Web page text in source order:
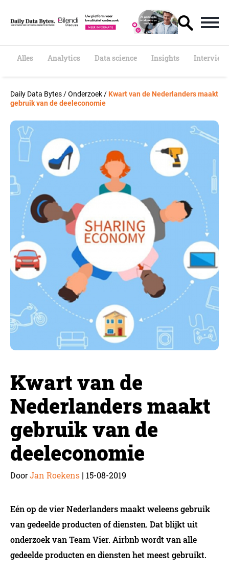
t
Alles Analytics Data science Insights
Daily Data Bytes /Onderzoek /Kwart van de Nederlanders maakt
gebruik van de deeleconomie
Kwart van de
Nederlanders maakt
gebruik van de
deeleconomie
DoorJan Roekens | 15-08-2019
Eén op de vier Nederlanders maakt weleens gebruik
van gedeelde producten of diensten. Dat blijkt uit
onderzoek van Team Vier. Airbnb wordt van alle
gedeelde producten en diensten het meest gebruikt.